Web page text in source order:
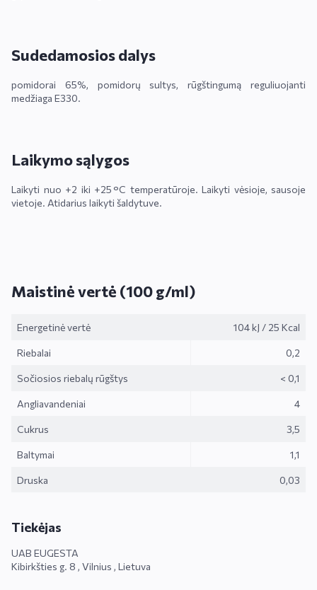
Sudedamosios dalys
pomidorai 65%, pomidorų sultys, rūgštingumą reguliuojanti
medžiaga E330.
Laikymo sąlygos
Laikyti nuo +2 iki +25 °C temperatūroje. Laikyti vėsioje, sausoje
vietoje. Atidarius laikyti šaldytuve.
Maistinė vertė (100 g/ml)
Energetinė vertė 104 kJ / 25 Kcal
Riebalai 0,2
Sočiosios riebalų rūgštys < 0,1
Angliavandeniai 4
Cukrus 3,5
Baltymai 1,1
Druska 0,03
Tiekėjas
UAB EUGESTA
Kibirkšties g. 8 , Vilnius , Lietuva